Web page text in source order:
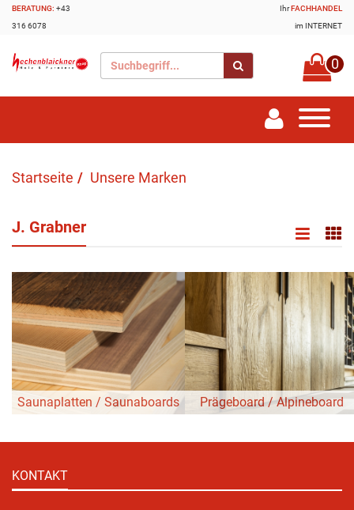
BERATUNG: +43
316 6078
IhrFACHHANDEL
im INTERNET
0
Startseite Unsere Marken
J. Grabner
Saunaplatten / Saunaboards Prägeboard / Alpineboard
KONTAKT